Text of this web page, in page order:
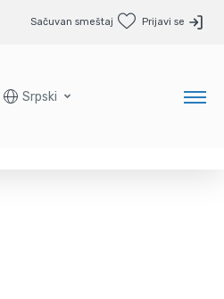
Sačuvan smeštaj Prijavi se
Srpski